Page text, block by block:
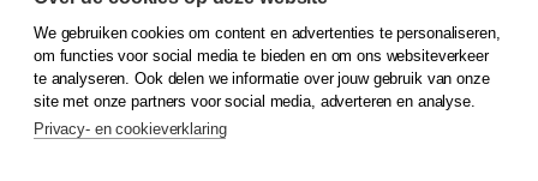
© 2026Koninklijke Boom uitgevers
Klantenservice
Service & informatie
Contact
We gebruiken cookies om content en advertenties te personaliseren,
om functies voor social media te bieden en om ons websiteverkeer
te analyseren. Ook delen we informatie over jouw gebruik van onze
site met onze partners voor social media, adverteren en analyse.
Privacy- en cookieverklaring